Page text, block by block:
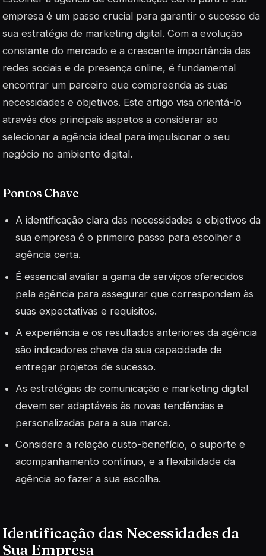
empresa é um passo crucial para garantir o sucesso da
sua estratégia de marketing digital. Com a evolução
constante do mercado e a crescente importância das
redes sociais e da presença online, é fundamental
encontrar um parceiro que compreenda as suas
necessidades e objetivos. Este artigo visa orientá-lo
através dos principais aspetos a considerar ao
selecionar a agência ideal para impulsionar o seu
negócio no ambiente digital.
Pontos Chave
A identificação clara das necessidades e objetivos da
sua empresa é o primeiro passo para escolher a
agência certa.
É essencial avaliar a gama de serviços oferecidos
pela agência para assegurar que correspondem às
suas expectativas e requisitos.
A experiência e os resultados anteriores da agência
são indicadores chave da sua capacidade de
entregar projetos de sucesso.
As estratégias de comunicação e marketing digital
devem ser adaptáveis às novas tendências e
personalizadas para a sua marca.
Considere a relação custo-benefício, o suporte e
acompanhamento contínuo, e a flexibilidade da
agência ao fazer a sua escolha.
Identificação das Necessidades da
Sua Empresa